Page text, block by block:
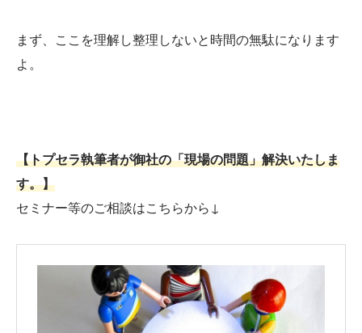
まず、ここを理解し整理しないと時間の無駄になります
よ。
【トプセラ執筆者が御社の「現場の問題」解決いたしま
す。】
セミナー等のご相談はこちらから↓